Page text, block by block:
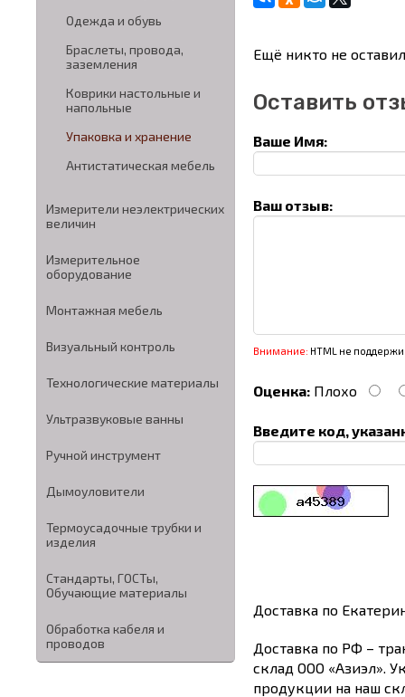
Одежда и обувь
Браслеты, провода,
заземления
Коврики настольные и
напольные
Упаковка и хранение
Антистатическая мебель
Измерители неэлектрических
величин
Измерительное
оборудование
Монтажная мебель
Визуальный контроль
Технологические материалы
Ультразвуковые ванны
Ручной инструмент
Дымоуловители
Термоусадочные трубки и
изделия
Стандарты, ГОСТы,
Обучающие материалы
Обработка кабеля и
проводов
Ещё никто не
Оставить
Ваше Имя:
Ваш отзыв:
Внимание: HTML не
Оценка: Плохо
Введите код,
Доставка по
Доставка по РФ –
склад ООО «Азиэл».
продукции на наш